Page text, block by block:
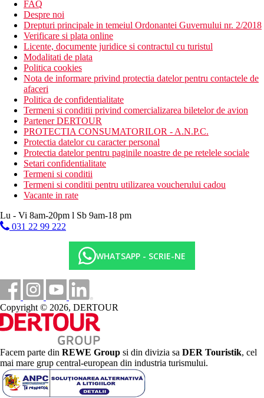
FAQ
Despre noi
Drepturi principale in temeiul Ordonantei Guvernului nr. 2/2018
Verificare si plata online
Licente, documente juridice si contractul cu turistul
Modalitati de plata
Politica cookies
Nota de informare privind protectia datelor pentru contactele de
afaceri
Politica de confidentialitate
Termeni si conditii privind comercializarea biletelor de avion
Partener DERTOUR
PROTECTIA CONSUMATORILOR - A.N.P.C.
Protectia datelor cu caracter personal
Protectia datelor pentru paginile noastre de pe retelele sociale
Setari confidentialitate
Termeni si conditii
Termeni si conditii pentru utilizarea voucherului cadou
Vacante in rate
Lu - Vi 8am-20pm l Sb 9am-18 pm
031 22 99 222
WHATSAPP - SCRIE-NE
Copyright © 2026, DERTOUR
Facem parte din REWE Group si din divizia sa DER Touristik, cel
mai mare grup central-european din industria turismului.